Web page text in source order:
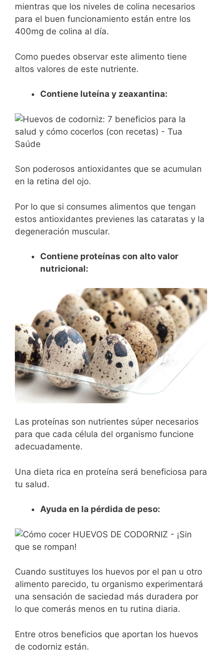
mientras que los niveles de colina necesarios
para el buen funcionamiento están entre los
400mg de colina al día.
Como puedes observar este alimento tiene
altos valores de este nutriente.
Contiene luteína y zeaxantina:
Son poderosos antioxidantes que se acumulan
en la retina del ojo.
Por lo que si consumes alimentos que tengan
estos antioxidantes previenes las cataratas y la
degeneración muscular.
Contiene proteínas con alto valor
nutricional:
Las proteínas son nutrientes súper necesarios
para que cada célula del organismo funcione
adecuadamente.
Una dieta rica en proteína será beneficiosa para
tu salud.
Ayuda en la pérdida de peso:
Cuando sustituyes los huevos por el pan u otro
alimento parecido, tu organismo experimentará
una sensación de saciedad más duradera por
lo que comerás menos en tu rutina diaria.
Entre otros beneficios que aportan los huevos
de codorniz están.